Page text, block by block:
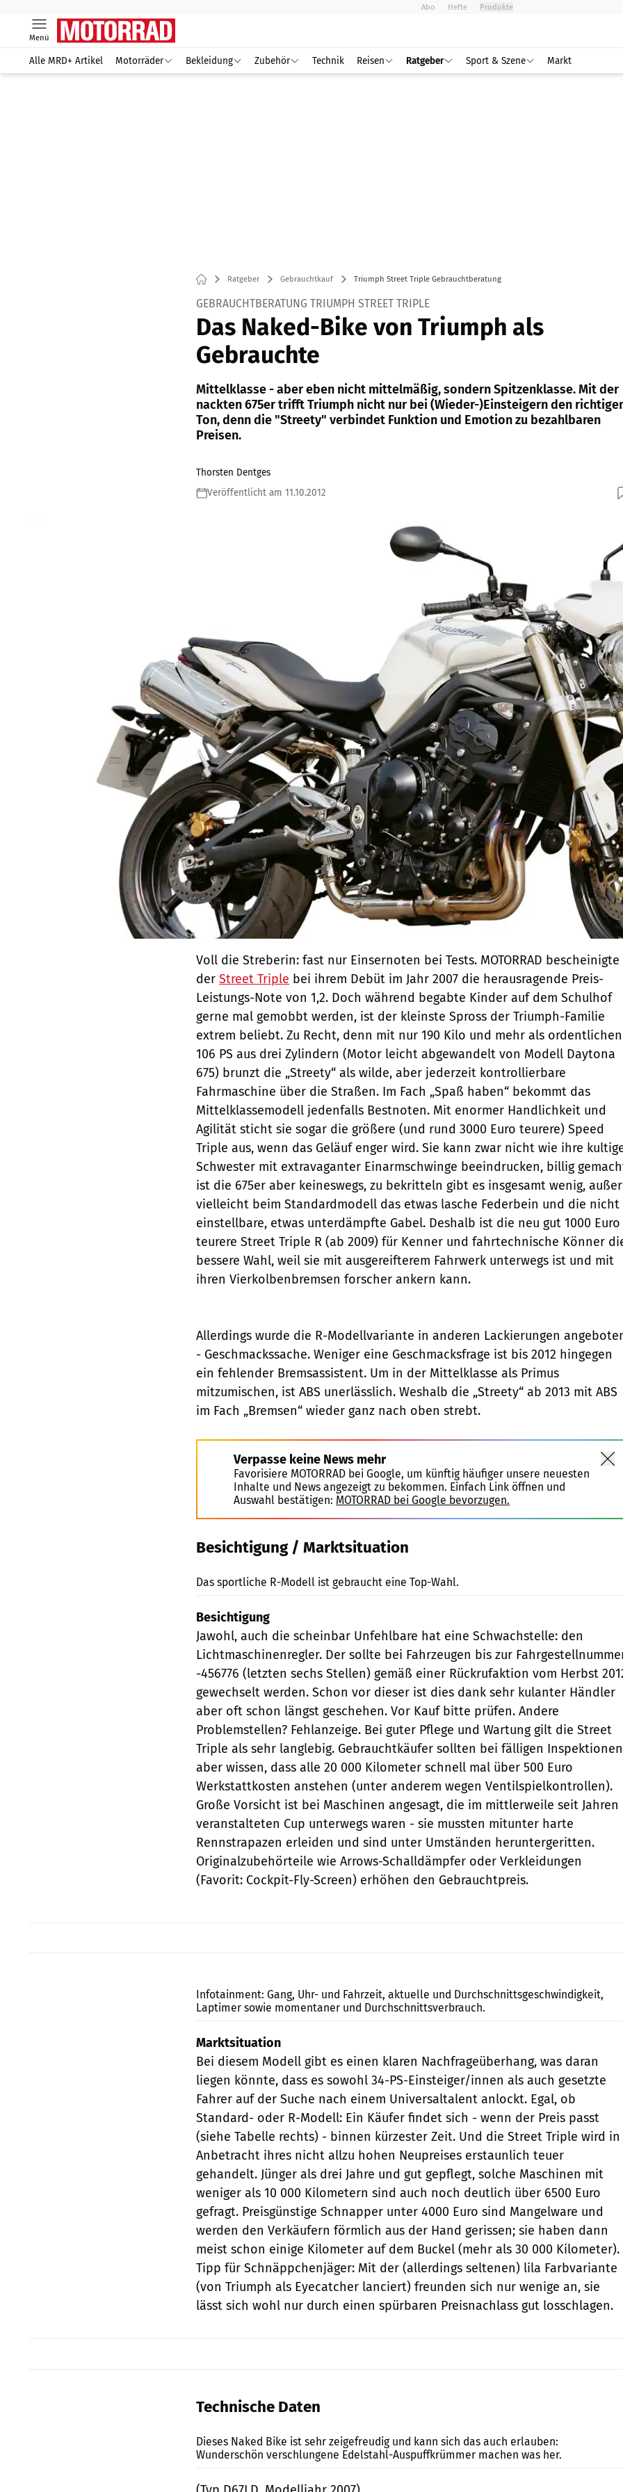
Abo Hefte Produkte
Menü
Alle MRD+ Artikel Motorräder Bekleidung Zubehör Technik Reisen Ratgeber Sport & Szene Markt
Ratgeber Gebrauchtkauf Triumph Street Triple Gebrauchtberatung
GEBRAUCHTBERATUNG TRIUMPH STREET TRIPLE
Das Naked-Bike von Triumph als
Gebrauchte
Mittelklasse - aber eben nicht mittelmäßig, sondern Spitzenklasse. Mit der
nackten 675er trifft Triumph nicht nur bei (Wieder-)Einsteigern den
Ton, denn die "Streety" verbindet Funktion und Emotion zu bezahlbaren
Preisen.
Thorsten Dentges
Veröffentlicht am 11.10.2012
Voll die Streberin: fast nur Einsernoten bei Tests. MOTORRAD bescheinigte
der Street Triple bei ihrem Debüt im Jahr 2007 die herausragende Preis-
Leistungs-Note von 1,2. Doch während begabte Kinder auf dem Schulhof
gerne mal gemobbt werden, ist der kleinste Spross der Triumph-Familie
extrem beliebt. Zu Recht, denn mit nur 190 Kilo und mehr als ordentlichen
106 PS aus drei Zylindern (Motor leicht abgewandelt von Modell Daytona
675) brunzt die „Streety“ als wilde, aber jederzeit kontrollierbare
Fahrmaschine über die Straßen. Im Fach „Spaß haben“ bekommt das
Mittelklassemodell jedenfalls Bestnoten. Mit enormer Handlichkeit und
Agilität sticht sie sogar die größere (und rund 3000 Euro teurere) Speed
Triple aus, wenn das Geläuf enger wird. Sie kann zwar nicht wie ihre
Schwester mit extravaganter Einarmschwinge beeindrucken, billig
ist die 675er aber keineswegs, zu bekritteln gibt es insgesamt wenig, außer
vielleicht beim Standardmodell das etwas lasche Federbein und die nicht
einstellbare, etwas unterdämpfte Gabel. Deshalb ist die neu gut 1000 Euro
teurere Street Triple R (ab 2009) für Kenner und fahrtechnische Könner
bessere Wahl, weil sie mit ausgereifterem Fahrwerk unterwegs ist und mit
ihren Vierkolbenbremsen forscher ankern kann.
Allerdings wurde die R-Modellvariante in anderen Lackierungen
- Geschmackssache. Weniger eine Geschmacksfrage ist bis 2012 hingegen
ein fehlender Bremsassistent. Um in der Mittelklasse als Primus
mitzumischen, ist ABS unerlässlich. Weshalb die „Streety“ ab 2013 mit ABS
im Fach „Bremsen“ wieder ganz nach oben strebt.
Verpasse keine News mehr
Favorisiere MOTORRAD bei Google, um künftig häufiger unsere neuesten
Inhalte und News angezeigt zu bekommen. Einfach Link öffnen und
Auswahl bestätigen: MOTORRAD bei Google bevorzugen.
Besichtigung / Marktsituation
Das sportliche R-Modell ist gebraucht eine Top-Wahl.
Besichtigung
Jawohl, auch die scheinbar Unfehlbare hat eine Schwachstelle: den
Lichtmaschinenregler. Der sollte bei Fahrzeugen bis zur
-456776 (letzten sechs Stellen) gemäß einer Rückrufaktion vom Herbst
gewechselt werden. Schon vor dieser ist dies dank sehr kulanter Händler
aber oft schon längst geschehen. Vor Kauf bitte prüfen. Andere
Problemstellen? Fehlanzeige. Bei guter Pflege und Wartung gilt die Street
Triple als sehr langlebig. Gebrauchtkäufer sollten bei fälligen Inspektionen
aber wissen, dass alle 20 000 Kilometer schnell mal über 500 Euro
Werkstattkosten anstehen (unter anderem wegen Ventilspielkontrollen).
Große Vorsicht ist bei Maschinen angesagt, die im mittlerweile seit Jahren
veranstalteten Cup unterwegs waren - sie mussten mitunter harte
Rennstrapazen erleiden und sind unter Umständen heruntergeritten.
Originalzubehörteile wie Arrows-Schalldämpfer oder Verkleidungen
(Favorit: Cockpit-Fly-Screen) erhöhen den Gebrauchtpreis.
Infotainment: Gang, Uhr- und Fahrzeit, aktuelle und Durchschnittsgeschwindigkeit,
Laptimer sowie momentaner und Durchschnittsverbrauch.
Marktsituation
Bei diesem Modell gibt es einen klaren Nachfrageüberhang, was daran
liegen könnte, dass es sowohl 34-PS-Einsteiger/innen als auch gesetzte
Fahrer auf der Suche nach einem Universaltalent anlockt. Egal, ob
Standard- oder R-Modell: Ein Käufer findet sich - wenn der Preis passt
(siehe Tabelle rechts) - binnen kürzester Zeit. Und die Street Triple wird in
Anbetracht ihres nicht allzu hohen Neupreises erstaunlich teuer
gehandelt. Jünger als drei Jahre und gut gepflegt, solche Maschinen mit
weniger als 10 000 Kilometern sind auch noch deutlich über 6500 Euro
gefragt. Preisgünstige Schnapper unter 4000 Euro sind Mangelware und
werden den Verkäufern förmlich aus der Hand gerissen; sie haben dann
meist schon einige Kilometer auf dem Buckel (mehr als 30 000 Kilometer).
Tipp für Schnäppchenjäger: Mit der (allerdings seltenen) lila Farbvariante
(von Triumph als Eyecatcher lanciert) freunden sich nur wenige an, sie
lässt sich wohl nur durch einen spürbaren Preisnachlass gut losschlagen.
Technische Daten
Dieses Naked Bike ist sehr zeigefreudig und kann sich das auch erlauben:
Wunderschön verschlungene Edelstahl-Auspuffkrümmer machen was her.